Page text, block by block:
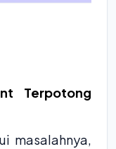
Terpotong
masalahnya,